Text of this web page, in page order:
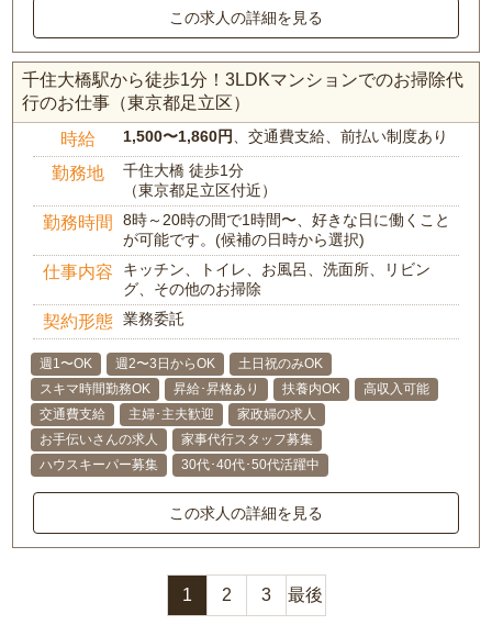
この求人の詳細を見る
千住大橋駅から徒歩1分！3LDKマンションでのお掃除代
行のお仕事（東京都足立区）
時給 1,500〜1,860円 、交通費支給、前払い制度あり
勤務地
千住大橋 徒歩1分
（東京都足立区付近）
勤務時間
8時～20時の間で1時間〜、好きな日に働くこと
が可能です。(候補の日時から選択)
仕事内容
キッチン、トイレ、お風呂、洗面所、リビン
グ、その他のお掃除
契約形態 業務委託
週1〜OK 週2〜3日からOK
土日祝のみOK
スキマ時間勤務OK
昇給･昇格あり 扶養内OK
高収入可能
交通費支給
主婦･主夫歓迎
家政婦の求人
お手伝いさんの求人
家事代行スタッフ募集
ハウスキーパー募集
30代･40代･50代活躍中
この求人の詳細を見る
1 2 3 最後